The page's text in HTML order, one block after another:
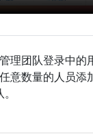
理团队登录中的
意数量的人员添